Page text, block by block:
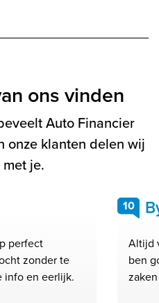
ons vinden
Auto Financier
onze klanten delen wij
je.
perfect
zonder te
info en eerlijk.
10
Altijd
ben